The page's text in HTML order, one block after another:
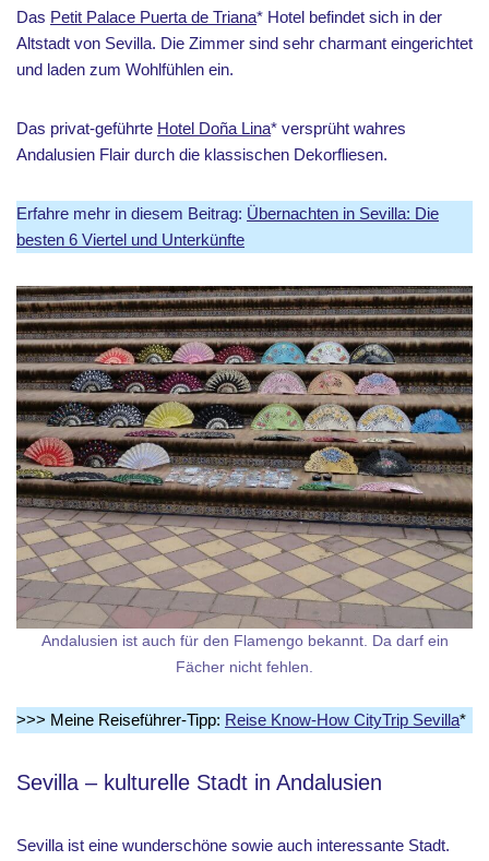
Das Petit Palace Puerta de Triana* Hotel befindet sich in der
Altstadt von Sevilla. Die Zimmer sind sehr charmant eingerichtet
und laden zum Wohlfühlen ein.
Das privat-geführte Hotel Doña Lina* versprüht wahres
Andalusien Flair durch die klassischen Dekorfliesen.
Erfahre mehr in diesem Beitrag: Übernachten in Sevilla: Die
besten 6 Viertel und Unterkünfte
Andalusien ist auch für den Flamengo bekannt. Da darf ein
Fächer nicht fehlen.
>>> Meine Reiseführer-Tipp: Reise Know-How CityTrip Sevilla*
Sevilla – kulturelle Stadt in Andalusien
Sevilla ist eine wunderschöne sowie auch interessante Stadt.